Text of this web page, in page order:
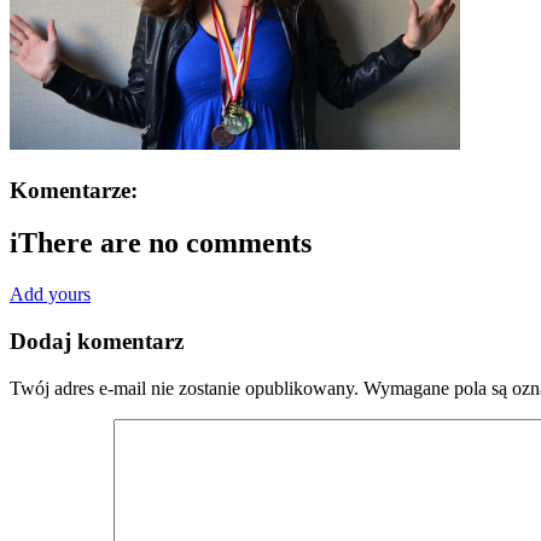
Komentarze:
iThere are no comments
Add yours
Dodaj komentarz
Twój adres e-mail nie zostanie opublikowany. Wymagane pola są